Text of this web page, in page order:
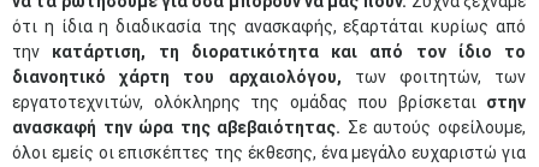
ότι η ίδια η διαδικασία της ανασκαφής, εξαρτάται κυρίως από
την κατάρτιση, τη διορατικότητα και από τον ίδιο το
διανοητικό χάρτη του αρχαιολόγου, των φοιτητών, των
εργατοτεχνιτών, ολόκληρης της ομάδας που βρίσκεται στην
ανασκαφή την ώρα της αβεβαιότητας. Σε αυτούς οφείλουμε,
όλοι εμείς οι επισκέπτες της έκθεσης, ένα μεγάλο ευχαριστώ για